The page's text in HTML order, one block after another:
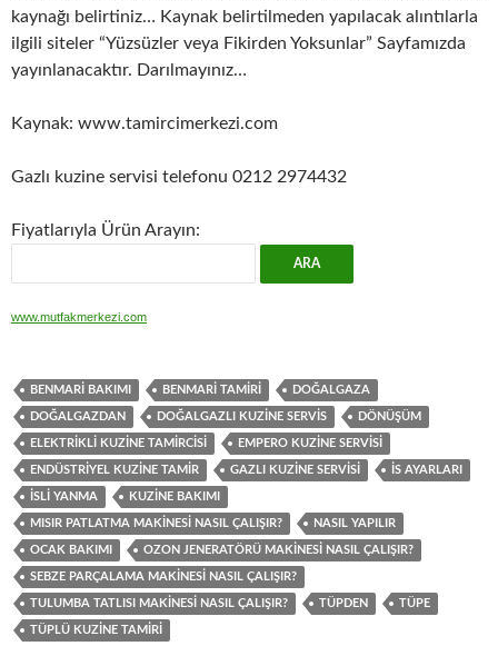
kaynağı belirtiniz… Kaynak belirtilmeden yapılacak alıntılarla
ilgili siteler “Yüzsüzler veya Fikirden Yoksunlar” Sayfamızda
yayınlanacaktır. Darılmayınız…
Kaynak: www.tamircimerkezi.com
Gazlı kuzine servisi telefonu 0212 2974432
Fiyatlarıyla Ürün Arayın:
www.mutfakmerkezi.com
BENMARI BAKIMI BENMARI TAMIRI DOĞALGAZA
DOĞALGAZDAN DOĞALGAZLI KUZINE SERVIS DÖNÜŞÜM
ELEKTRIKLI KUZINE TAMIRCISI EMPERO KUZINE SERVISI
ENDÜSTRIYEL KUZINE TAMIR GAZLI KUZINE SERVISI IS AYARLARI
ISLI YANMA KUZINE BAKIMI
MISIR PATLATMA MAKINESI NASIL ÇALIŞIR? NASIL YAPILIR
OCAK BAKIMI OZON JENERATÖRÜ MAKINESI NASIL ÇALIŞIR?
SEBZE PARÇALAMA MAKINESI NASIL ÇALIŞIR?
TULUMBA TATLISI MAKINESI NASIL ÇALIŞIR? TÜPDEN TÜPE
TÜPLÜ KUZINE TAMIRI